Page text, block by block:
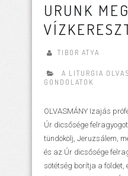
URUNK
TIBOR ATYA
A LITURGIA
GONDOLATOK
OLVASMÁNY Izajás
Úr dicsősége
tündökölj, Jeruzsálem,
és az Úr dicsősége
sötétség borítja a földet,